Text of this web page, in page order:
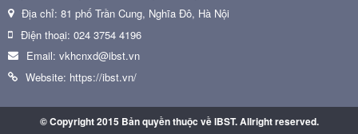
Địa chỉ: 81 phố Trần Cung, Nghĩa Đô, Hà Nội
Điện thoại: 024 3754 4196
Email: vkhcnxd@ibst.vn
Website: https://ibst.vn/
© Copyright 2015 Bản quyền thuộc về IBST. Allright reserved.